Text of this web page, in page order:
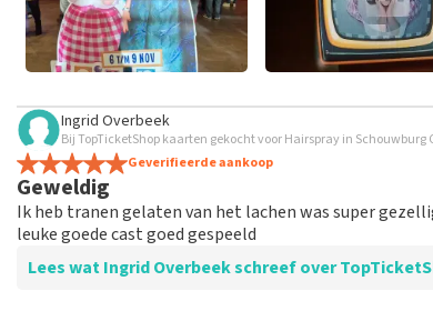
Ingrid Overbeek
Bij TopTicketShop kaarten gekocht voor Hairspray in
Geverifieerde aankoop
Geweldig
Ik heb tranen gelaten van het lachen was super
leuke goede cast goed gespeeld
Lees wat Ingrid Overbeek schreef over